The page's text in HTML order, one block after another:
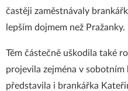
častěji zaměstnávaly
lepším dojmem než Pražanky.
Těm částečně uškodila také
projevila zejména v sobotním
představila i brankářka